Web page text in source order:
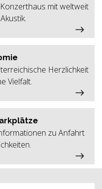
mit weltweit
Herzlichkeit
Vielfalt.
zu Anfahrt